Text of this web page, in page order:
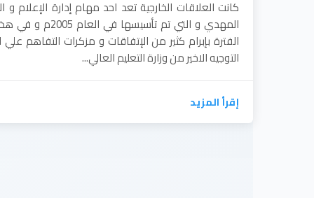
كانت العلاقات الخارجية تعد احد مهام إدارة الإعلام
المهدي و التي تم
الفترة بإبرام كثير من الإتفاقات و مزكرات التفاهم
التوجيه الاخير من وزارة التعليم العالي...
إقرأ المزيد